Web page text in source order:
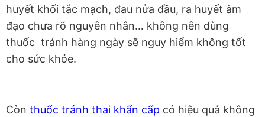
huyết khối tắc mạch, đau nửa đầu, ra huyết âm
đạo chưa rõ nguyên nhân… không nên dùng
thuốc tránh hàng ngày sẽ nguy hiểm không tốt
cho sức khỏe.
Còn thuốc tránh thai khẩn cấp có hiệu quả không